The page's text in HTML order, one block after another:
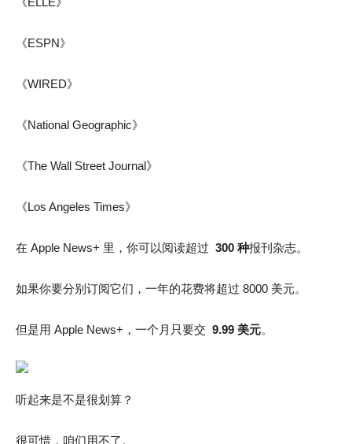
《ESPN》
《WIRED》
《National Geographic》
《The Wall Street Journal》
《Los Angeles Times》
在 Apple News+ 里，你可以阅读超过 300 种报刊杂志。
如果你要分别订阅它们，一年的花费将超过 8000 美元。
但是用 Apple News+，一个月只要交 9.99 美元。
听起来是不是很划算？
很可惜，咱们用不了。